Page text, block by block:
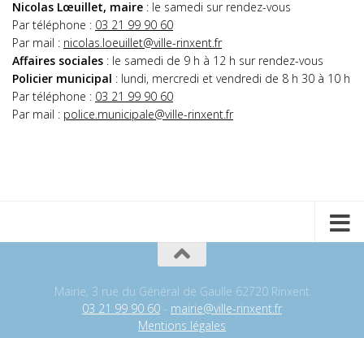
Nicolas Lœuillet, maire : le samedi sur rendez-vous
Par téléphone : 03 21 99 90 60
Par mail : nicolas.loeuillet@ville-rinxent.fr
Affaires sociales : le samedi de 9 h à 12 h sur rendez-vous
Policier municipal : lundi, mercredi et vendredi de 8 h 30 à 10 h
Par téléphone : 03 21 99 90 60
Par mail : police.municipale@ville-rinxent.fr
Mairie, 3 rue du Général de Gaulle 62720 Rinxent
03 21 99 90 60 - mairie@ville-rinxent.fr
Mentions légales